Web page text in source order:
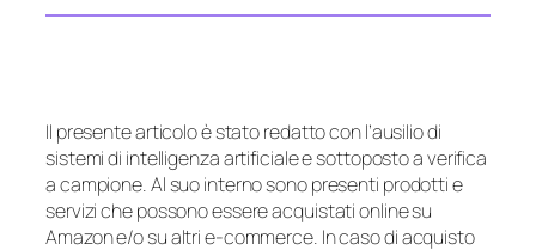
Il presente articolo è stato redatto con l’ausilio di
sistemi di intelligenza artificiale e sottoposto a verifica
a campione. Al suo interno sono presenti prodotti e
servizi che possono essere acquistati online su
Amazon e/o su altri e-commerce. In caso di acquisto